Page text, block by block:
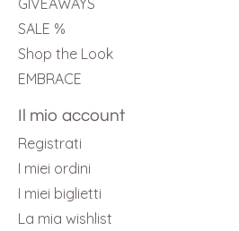
SALE %
Shop the Look
EMBRACE
Il mio account
Registrati
I miei ordini
I miei biglietti
La mia wishlist